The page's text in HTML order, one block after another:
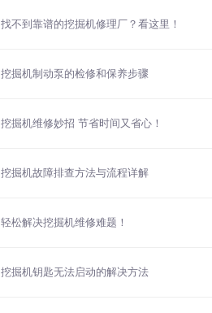
找不到靠谱的挖掘机修理厂？看这里！
挖掘机制动泵的检修和保养步骤
挖掘机维修妙招 节省时间又省心！
挖掘机故障排查方法与流程详解
轻松解决挖掘机维修难题！
挖掘机钥匙无法启动的解决方法